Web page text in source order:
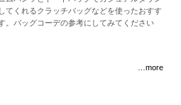
てくれるクラッチバッグなどを使ったおすす
。バッグコーデの参考にしてみてください
…more